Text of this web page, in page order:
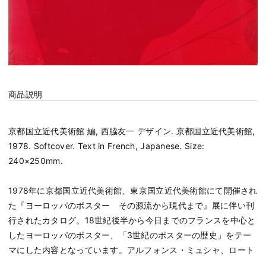
商品説明
京都国立近代美術館 編, 西脇友一 デザイン. 京都国立近代美術館,
1978. Softcover. Text in French, Japanese. Size:
240×250mm.
1978年に京都国立近代美術館、東京国立近代美術館にて開催され
た『ヨーロッパのポスター その源流から現代まで』展に伴い刊
行されたカタログ。18世紀後半から今日までのフランスを中心と
したヨーロッパのポスター、「3世紀のポスターの歴史」をテー
マにした内容となっています。アルフォンス・ミュシャ、ロート